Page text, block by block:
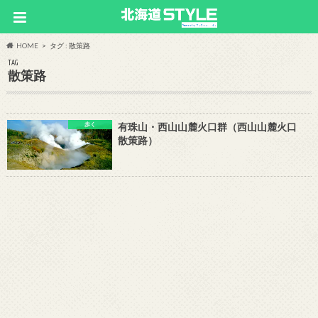
HOME タグ : 散策路
TAG
散策路
歩く
有珠山・西山山麓火口群（西山山麓火口
散策路）